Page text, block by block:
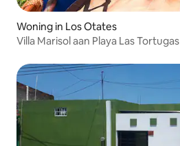
Woning in Los Otates
Villa Marisol aan Playa Las Tortugas